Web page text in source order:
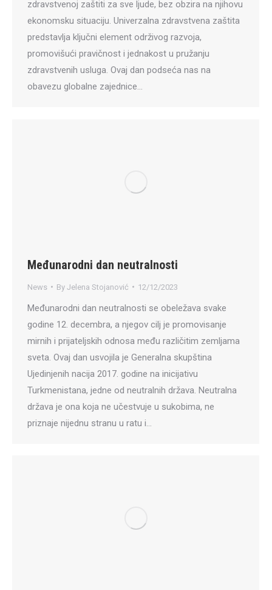
zdravstvenoj zaštiti za sve ljude, bez obzira na njihovu
ekonomsku situaciju. Univerzalna zdravstvena zaštita
predstavlja ključni element održivog razvoja,
promovišući pravičnost i jednakost u pružanju
zdravstvenih usluga. Ovaj dan podseća nas na
obavezu globalne zajednice…
Međunarodni dan neutralnosti
News By Jelena Stojanović 12/12/2023
Međunarodni dan neutralnosti se obeležava svake
godine 12. decembra, a njegov cilj je promovisanje
mirnih i prijateljskih odnosa među različitim zemljama
sveta. Ovaj dan usvojila je Generalna skupština
Ujedinjenih nacija 2017. godine na inicijativu
Turkmenistana, jedne od neutralnih država. Neutralna
država je ona koja ne učestvuje u sukobima, ne
priznaje nijednu stranu u ratu i…